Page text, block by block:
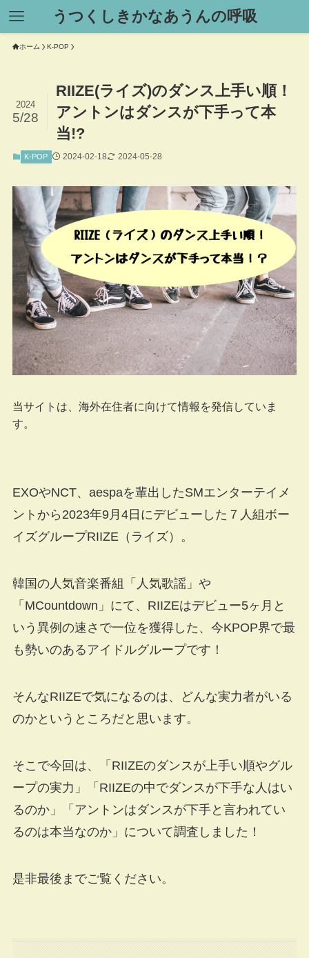
うつくしきかなあうんの呼吸
ホーム K-POP
RIIZE(ライズ)のダンス上手い順！
アントンはダンスが下手って本
当!?
2024
5/28
K-POP 2024-02-18 2024-05-28
当サイトは、海外在住者に向けて情報を発信していま
す。
EXOやNCT、aespaを輩出したSMエンターテイメ
ントから2023年9月4日にデビューした７人組ボー
イズグループRIIZE（ライズ）。
韓国の人気音楽番組「人気歌謡」や
「MCountdown」にて、RIIZEはデビュー5ヶ月と
いう異例の速さで一位を獲得した、今KPOP界で最
も勢いのあるアイドルグループです！
そんなRIIZEで気になるのは、どんな実力者がいる
のかというところだと思います。
そこで今回は、「RIIZEのダンスが上手い順やグル
ープの実力」「RIIZEの中でダンスが下手な人はい
るのか」「アントンはダンスが下手と言われてい
るのは本当なのか」について調査しました！
是非最後までご覧ください。